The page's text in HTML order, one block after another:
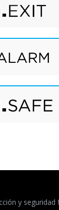
y